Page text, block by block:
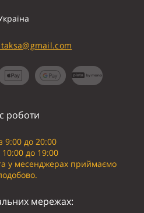
роботи
9:00 до 20:00
до 19:00
у месенджерах приймаємо
мережах: